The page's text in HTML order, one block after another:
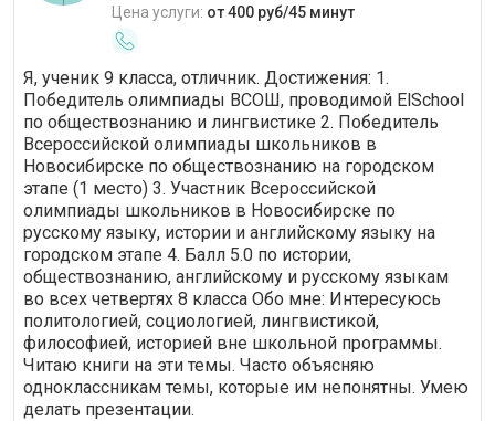
Цена услуги: от 400 руб/45 минут
Я, ученик 9 класса, отличник. Достижения: 1.
Победитель олимпиады ВСОШ, проводимой ElSchool
по обществознанию и лингвистике 2. Победитель
Всероссийской олимпиады школьников в
Новосибирске по обществознанию на городском
этапе (1 место) 3. Участник Всероссийской
олимпиады школьников в Новосибирске по
русскому языку, истории и английскому языку на
городском этапе 4. Балл 5.0 по истории,
обществознанию, английскому и русскому языкам
во всех четвертях 8 класса Обо мне: Интересуюсь
политологией, социологией, лингвистикой,
философией, историей вне школьной программы.
Читаю книги на эти темы. Часто объясняю
одноклассникам темы, которые им непонятны. Умею
делать презентации.